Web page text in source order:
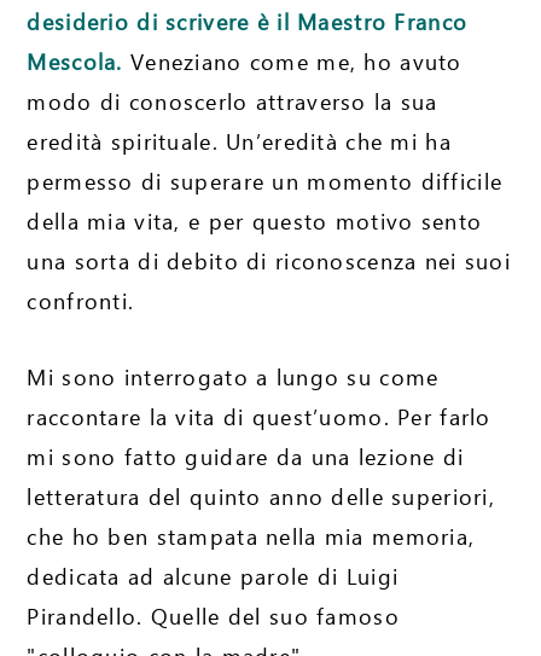
desiderio di scrivere è il Maestro Franco
Mescola. Veneziano come me, ho avuto
modo di conoscerlo attraverso la sua
eredità spirituale. Un’eredità che mi ha
permesso di superare un momento difficile
della mia vita, e per questo motivo sento
una sorta di debito di riconoscenza nei suoi
confronti.
Mi sono interrogato a lungo su come
raccontare la vita di quest’uomo. Per farlo
mi sono fatto guidare da una lezione di
letteratura del quinto anno delle superiori,
che ho ben stampata nella mia memoria,
dedicata ad alcune parole di Luigi
Pirandello. Quelle del suo famoso